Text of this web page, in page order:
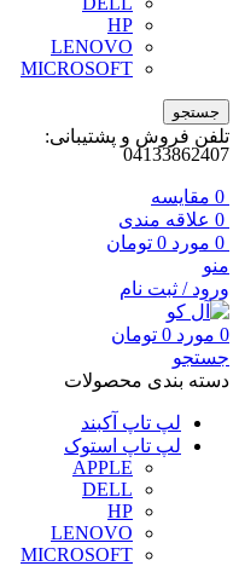
HP
LENOVO
MICROSOFT
جستجو
تلفن فروش و پشتیبانی:
04133862407
0 مقايسه
0 علاقه مندی
0 مورد 0 تومان
منو
ورود / ثبت نام
0 مورد 0 تومان
جستجو
دسته بندی محصولات
لپ تاپ آکبند
لپ تاپ استوک
APPLE
DELL
HP
LENOVO
MICROSOFT